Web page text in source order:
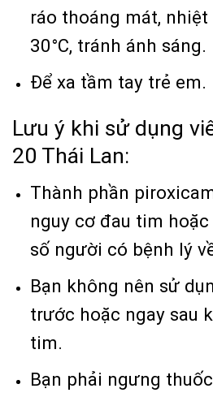
ráo thoáng mát,
30°C, tránh ánh sáng.
Để xa tầm tay trẻ em.
Lưu ý khi sử dụng
20 Thái Lan:
Thành phần
nguy cơ đau tim
số người có bệnh lý
Bạn không nên sử
trước hoặc ngay sau
tim.
Bạn phải ngưng